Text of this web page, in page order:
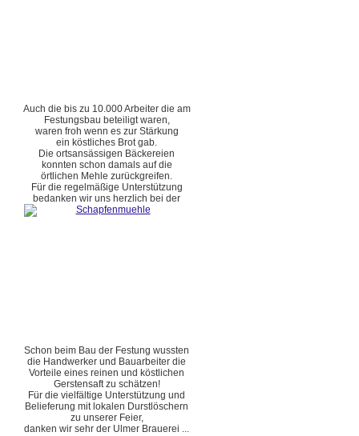
Auch die bis zu 10.000 Arbeiter die am
Festungsbau beteiligt waren,
waren froh wenn es zur Stärkung
ein köstliches Brot gab.
Die ortsansässigen Bäckereien
konnten schon damals auf die
örtlichen Mehle zurückgreifen.
Für die regelmäßige Unterstützung
bedanken wir uns herzlich bei der
Schon beim Bau der Festung wussten
die Handwerker und Bauarbeiter die
Vorteile eines reinen und köstlichen
Gerstensaft zu schätzen!
Für die vielfältige Unterstützung und
Belieferung mit lokalen Durstlöschern
zu unserer Feier,
danken wir sehr der Ulmer Brauerei ...